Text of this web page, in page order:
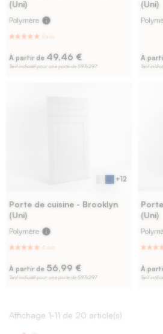
(Uni)
Polymère info
À partir de 49,46 €
Tarif indicatif pour une porte de 597x297
(Uni)
À
Tarif
Porte de cuisine - Brooklyn
(Uni)
Polymère info
À partir de 56,99 €
Tarif indicatif pour une porte de 597x297
+12
(Uni)
À
Tarif
Affichage 1-11 de 20 article(s)